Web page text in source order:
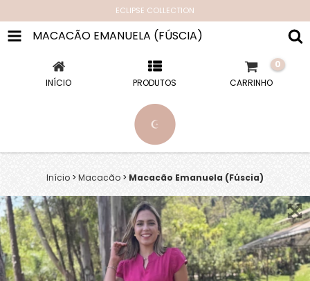
ECLIPSE COLLECTION
MACACÃO EMANUELA (FÚSCIA)
INÍCIO PRODUTOS CARRINHO
0
Início >Macacão > Macacão Emanuela (Fúscia)